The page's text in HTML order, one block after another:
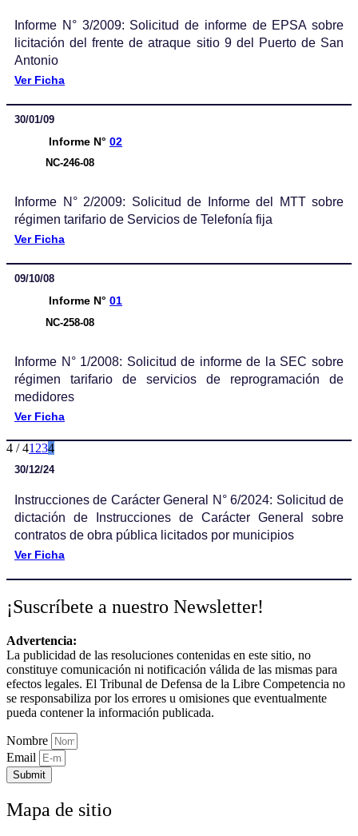
Informe N° 3/2009: Solicitud de informe de EPSA sobre
licitación del frente de atraque sitio 9 del Puerto de San
Antonio
Ver Ficha
30/01/09
Informe N°02
NC-246-08
Informe N° 2/2009: Solicitud de Informe del MTT sobre
régimen tarifario de Servicios de Telefonía fija
Ver Ficha
09/10/08
Informe N°01
NC-258-08
Informe N° 1/2008: Solicitud de informe de la SEC sobre
régimen tarifario de servicios de reprogramación de
medidores
Ver Ficha
4 / 41234
30/12/24
Instrucciones de Carácter General N° 6/2024: Solicitud de
dictación de Instrucciones de Carácter General sobre
contratos de obra pública licitados por municipios
Ver Ficha
¡Suscríbete a nuestro Newsletter!
Advertencia:
La publicidad de las resoluciones contenidas en este sitio, no
constituye comunicación ni notificación válida de las mismas para
efectos legales. El Tribunal de Defensa de la Libre Competencia no
se responsabiliza por los errores u omisiones que eventualmente
pueda contener la información publicada.
Nombre
Email
Submit
Mapa de sitio